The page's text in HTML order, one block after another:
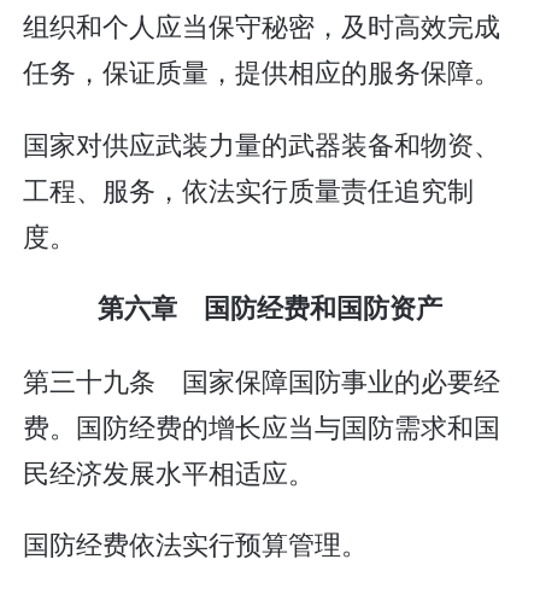
组织和个人应当保守秘密，及时高效完成
任务，保证质量，提供相应的服务保障。
国家对供应武装力量的武器装备和物资、
工程、服务，依法实行质量责任追究制
度。
第六章 国防经费和国防资产
第三十九条 国家保障国防事业的必要经
费。国防经费的增长应当与国防需求和国
民经济发展水平相适应。
国防经费依法实行预算管理。